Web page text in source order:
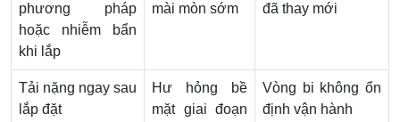
phương pháp
hoặc nhiễm bẩn
khi lắp
mài mòn sớm
đã thay mới
Tải nặng ngay sau
lắp đặt
Hư hỏng bề
mặt giai đoạn
Vòng bi không ổn
định vận hành